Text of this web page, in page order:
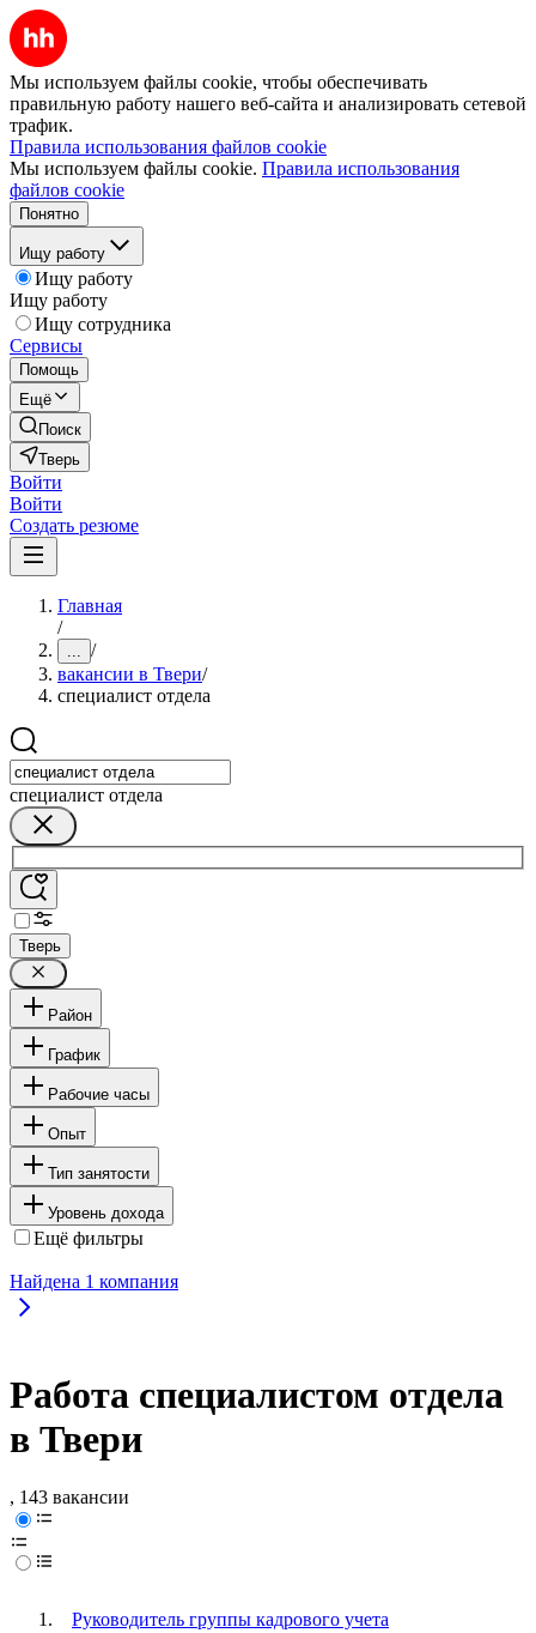
Мы используем файлы cookie, чтобы обеспечивать
правильную работу нашего веб-сайта и анализировать сетевой
трафик.
Правила использования файлов cookie
Мы используем файлы cookie. Правила использования
файлов cookie
Понятно
Ищу работу
Ищу работу
Ищу работу
Ищу сотрудника
Сервисы
Помощь
Ещё
Поиск
Тверь
Войти
Войти
Создать резюме
Главная
/
... /
вакансии в Твери/
специалист отдела
специалист отдела
Тверь
Район
График
Рабочие часы
Опыт
Тип занятости
Уровень дохода
Ещё фильтры
Найдена 1 компания
Работа специалистом отдела
в Твери
, 143 вакансии
Руководитель группы кадрового учета